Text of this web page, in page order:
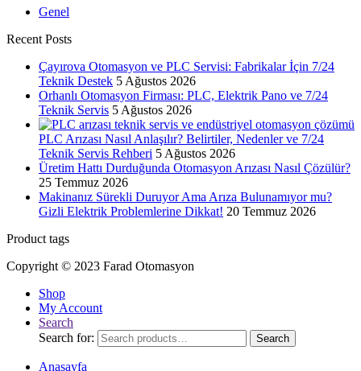
Genel
Recent Posts
Çayırova Otomasyon ve PLC Servisi: Fabrikalar İçin 7/24
Teknik Destek 5 Ağustos 2026
Orhanlı Otomasyon Firması: PLC, Elektrik Pano ve 7/24
Teknik Servis 5 Ağustos 2026
PLC Arızası Nasıl Anlaşılır? Belirtiler, Nedenler ve 7/24
Teknik Servis Rehberi 5 Ağustos 2026
Üretim Hattı Durduğunda Otomasyon Arızası Nasıl Çözülür?
25 Temmuz 2026
Makinanız Sürekli Duruyor Ama Arıza Bulunamıyor mu?
Gizli Elektrik Problemlerine Dikkat! 20 Temmuz 2026
Product tags
Copyright © 2023 Farad Otomasyon
Shop
My Account
Search
Search for:
Search
Anasayfa